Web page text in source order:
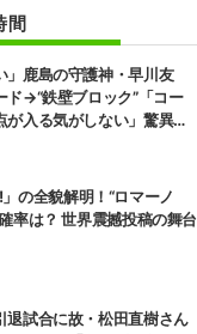
間
」鹿島の守護神・早川友
ド→“鉄壁ブロック”「コー
が入る気がしない」驚異の
の全貌解明！“ロマーノ
率は？ 世界震撼投稿の舞台
退試合に故・松田直樹さん